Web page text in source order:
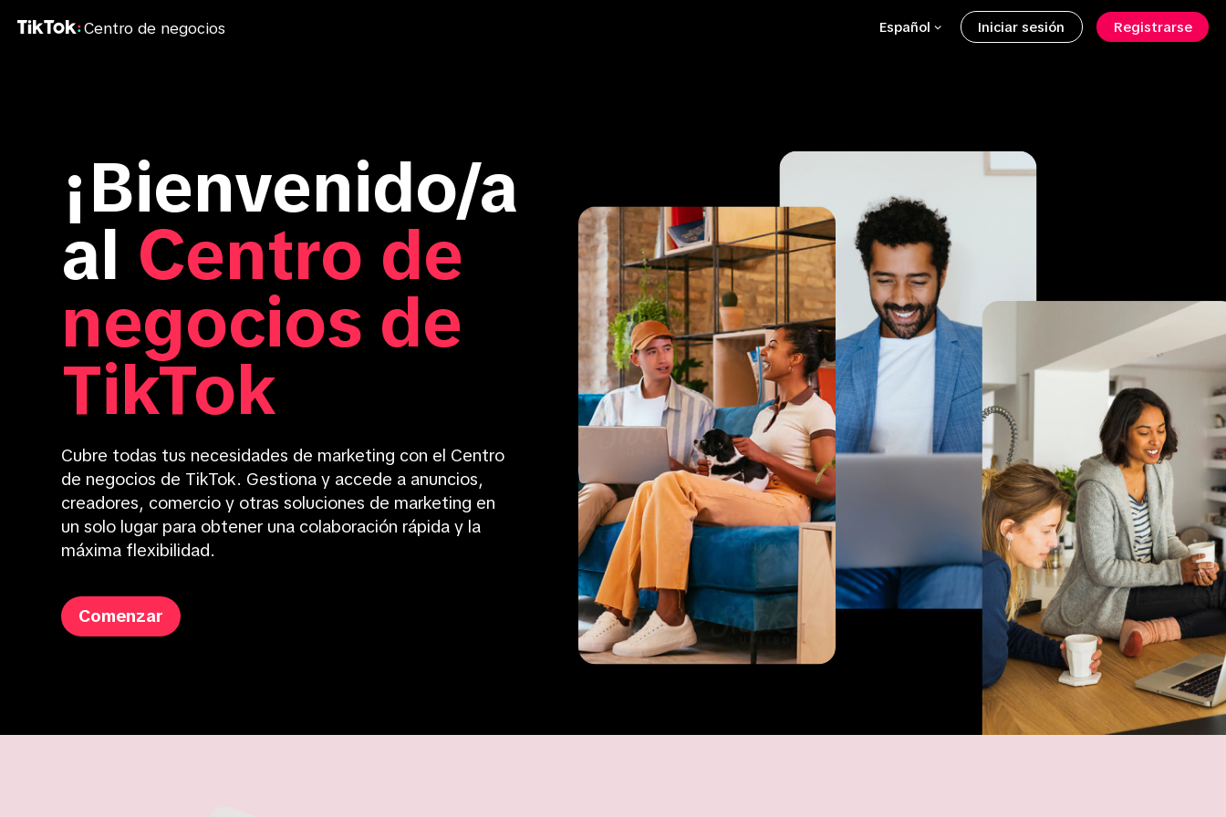
Centro de negocios Español Iniciar sesión Registrarse
¡Bienvenido/a
al Centro de
negocios de
TikTok
Cubre todas tus necesidades de marketing con el Centro
de negocios de TikTok. Gestiona y accede a anuncios,
creadores, comercio y otras soluciones de marketing en
un solo lugar para obtener una colaboración rápida y la
máxima flexibilidad.
Comenzar